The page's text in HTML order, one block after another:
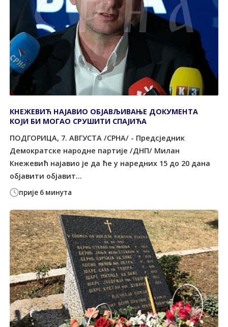
прије 6 минута
КНЕЖЕВИЋ НАЈАВИО ОБЈАВЉИВАЊЕ ДОКУМЕНТА
КОЈИ БИ МОГАО СРУШИТИ СПАЈИЋА
ПОДГОРИЦА, 7. АВГУСТА /СРНА/ - Предсједник
Демократске народне партије /ДНП/ Милан
Кнежевић најавио је да ће у наредних 15 до 20 дана
објавити објавит...